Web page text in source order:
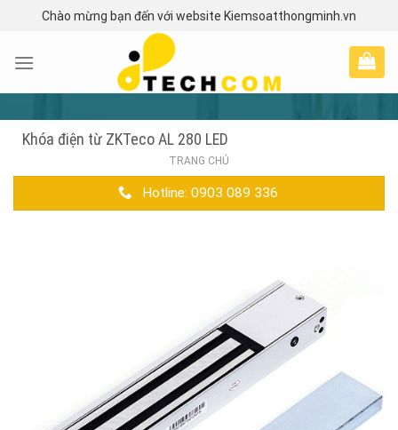
content
Chào mừng bạn đến với website Kiemsoatthongminh.vn
Khóa điện từ ZKTeco AL 280 LED
TRANG CHỦ
Hotline: 0903 089 336